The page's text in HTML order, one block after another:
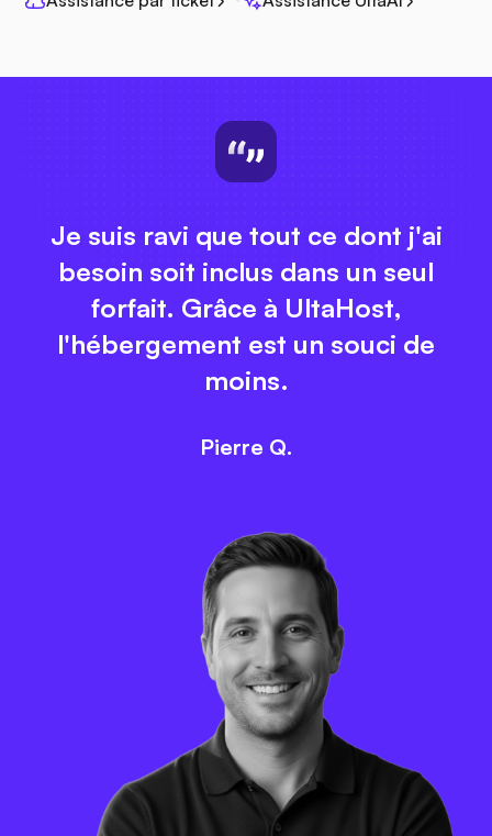
Je suis ravi que tout ce dont j'ai
besoin soit inclus dans un seul
forfait. Grâce à UltaHost,
l'hébergement est un souci de
moins.
Pierre Q.